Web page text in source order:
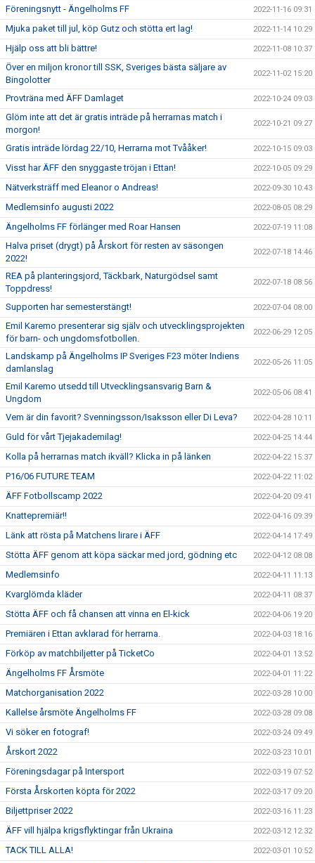
Föreningsnytt - Ängelholms FF 2022-11-16 09:31
Mjuka paket till jul, köp Gutz och stötta ert lag! 2022-11-14 10:29
Hjälp oss att bli bättre! 2022-11-08 10:37
Över en miljon kronor till SSK, Sveriges bästa säljare av
Bingolotter
2022-11-02 15:20
Provträna med ÄFF Damlaget 2022-10-24 09:03
Glöm inte att det är gratis inträde på herrarnas match i
morgon!
2022-10-21 09:27
Gratis inträde lördag 22/10, Herrarna mot Tvååker! 2022-10-15 09:03
Visst har ÄFF den snyggaste tröjan i Ettan! 2022-10-05 09:29
Nätverksträff med Eleanor o Andreas! 2022-09-30 10:43
Medlemsinfo augusti 2022 2022-08-05 08:29
Ängelholms FF förlänger med Roar Hansen 2022-07-19 11:08
Halva priset (drygt) på Årskort för resten av säsongen
2022!
2022-07-18 14:46
REA på planteringsjord, Täckbark, Naturgödsel samt
Toppdress!
2022-07-18 08:56
Supporten har semesterstängt! 2022-07-04 08:00
Emil Karemo presenterar sig själv och utvecklingsprojekten
för barn- och ungdomsfotbollen.
2022-06-29 12:05
Landskamp på Ängelholms IP Sveriges F23 möter Indiens
damlanslag
2022-05-26 11:05
Emil Karemo utsedd till Utvecklingsansvarig Barn &
Ungdom
2022-05-06 08:41
Vem är din favorit? Svenningsson/Isaksson eller Di Leva? 2022-04-28 10:11
Guld för vårt Tjejakademilag! 2022-04-25 14:44
Kolla på herrarnas match ikväll? Klicka in på länken 2022-04-22 15:37
P16/06 FUTURE TEAM 2022-04-22 11:02
ÄFF Fotbollscamp 2022 2022-04-20 09:41
Knattepremiär!! 2022-04-16 09:39
Länk att rösta på Matchens lirare i ÄFF 2022-04-14 17:49
Stötta ÄFF genom att köpa säckar med jord, gödning etc 2022-04-12 08:08
Medlemsinfo 2022-04-11 11:13
Kvarglömda kläder 2022-04-11 08:37
Stötta ÄFF och få chansen att vinna en El-kick 2022-04-06 19:20
Premiären i Ettan avklarad för herrarna. 2022-04-03 18:16
Förköp av matchbiljetter på TicketCo 2022-04-01 13:52
Ängelholms FF Årsmöte 2022-04-01 11:22
Matchorganisation 2022 2022-03-28 10:00
Kallelse årsmöte Ängelholms FF 2022-03-28 09:08
Vi söker en fotograf! 2022-03-24 09:49
Årskort 2022 2022-03-23 10:01
Föreningsdagar på Intersport 2022-03-19 07:52
Första Årskorten köpta för 2022 2022-03-17 09:20
Biljettpriser 2022 2022-03-16 11:23
ÄFF vill hjälpa krigsflyktingar från Ukraina 2022-03-12 12:32
TACK TILL ALLA! 2022-03-01 10:52